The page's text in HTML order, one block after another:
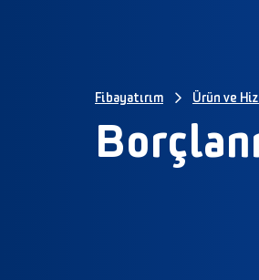
Fibayatırım Ürün ve